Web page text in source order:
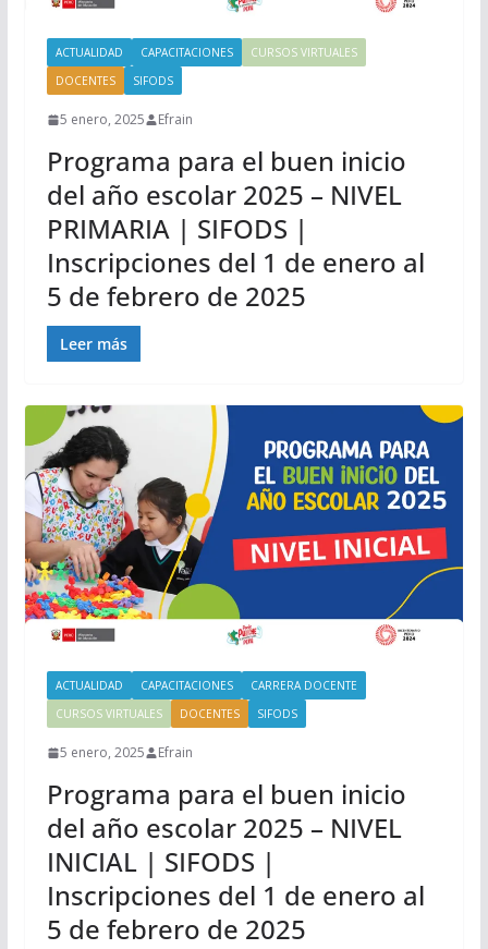
ACTUALIDAD CAPACITACIONES
CURSOS VIRTUALES
DOCENTES
SIFODS
5 enero, 2025 Efrain
Programa para el buen inicio
del año escolar 2025 – NIVEL
PRIMARIA | SIFODS |
Inscripciones del 1 de enero al
5 de febrero de 2025
Leer más
ACTUALIDAD CAPACITACIONES
CARRERA DOCENTE
CURSOS VIRTUALES
DOCENTES SIFODS
5 enero, 2025 Efrain
Programa para el buen inicio
del año escolar 2025 – NIVEL
INICIAL | SIFODS |
Inscripciones del 1 de enero al
5 de febrero de 2025